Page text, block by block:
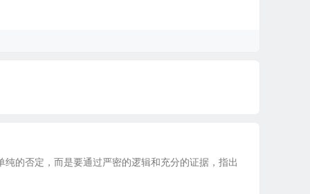
的否定，而是要通过严密的逻辑和充分的证据，指出